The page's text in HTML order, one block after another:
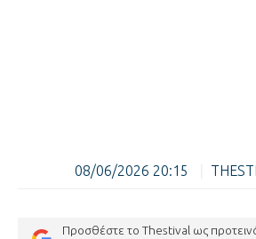
08/06/2026 20:15
Προσθέστε το Thestival ως